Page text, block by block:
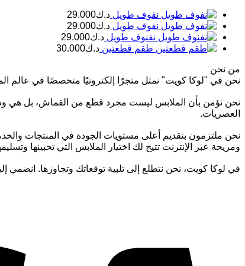
نفوف طويل د.ك29.000
نفوف طويل د.ك29.000
نفنوف طويل د.ك29.000
طقم قطعتين د.ك30.000
من نحن
نحن في "لوكا كويت" نمثل متجرًا إلكترونيًا متخصصًا في عالم
نحن نؤمن بأن الملابس ليست مجرد قطع من القماش، بل هي وسيلة
العصريات.
نحن ملتزمون بتقديم أعلى مستويات الجودة في المنتجات
ومريحة عبر الإنترنت تتيح لك اختيار الملابس التي تحبينها
في لوكا كويت، نحن نتطلع إلى تلبية توقعاتك وتجاوزها. انضمي